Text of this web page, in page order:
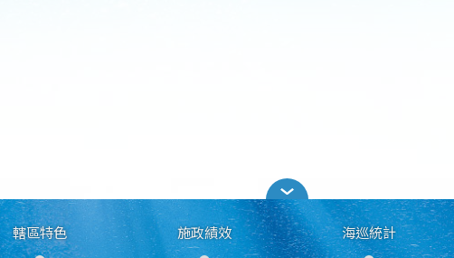
轄區特色 施政績效 海巡統計